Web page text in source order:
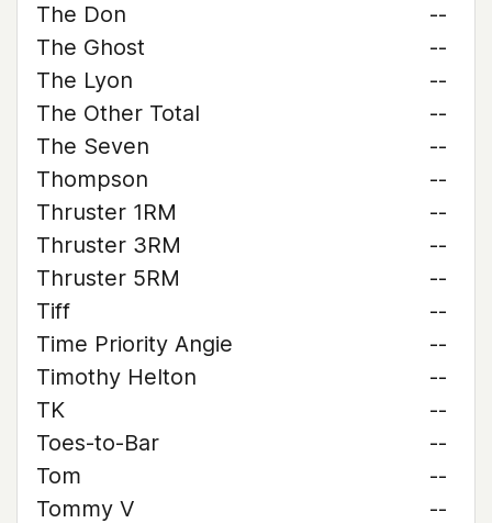
The Don
--
The Ghost
--
The Lyon
--
The Other Total
--
The Seven
--
Thompson
--
Thruster 1RM
--
Thruster 3RM
--
Thruster 5RM
--
Tiff
--
Time Priority Angie
--
Timothy Helton
--
TK
--
Toes-to-Bar
--
Tom
--
Tommy V
--